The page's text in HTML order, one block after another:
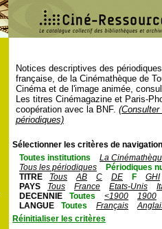
Notices descriptives des
française, de la Cinémathèque de
Cinéma et de l'image animée,
Les titres Cinémagazine et Paris-
coopération avec la BNF.
périodiques)
Sélectionner les critères de
Toutes institutions
La
Tous les périodiques
Périodiques
TITRE
Tous AB C DE F
GHI
PAYS
Tous France Etats-Unis
DECENNIE
Toutes <1900
1900
LANGUE
Toutes Français
Réinitialiser les critères